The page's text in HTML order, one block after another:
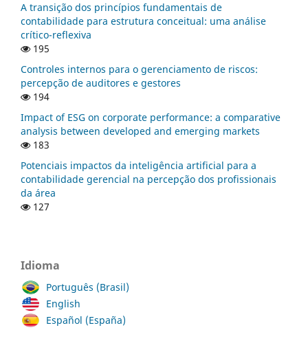
A transição dos princípios fundamentais de
contabilidade para estrutura conceitual: uma análise
crítico-reflexiva
195
Controles internos para o gerenciamento de riscos:
percepção de auditores e gestores
194
Impact of ESG on corporate performance: a comparative
analysis between developed and emerging markets
183
Potenciais impactos da inteligência artificial para a
contabilidade gerencial na percepção dos profissionais
da área
127
Idioma
Português (Brasil)
English
Español (España)